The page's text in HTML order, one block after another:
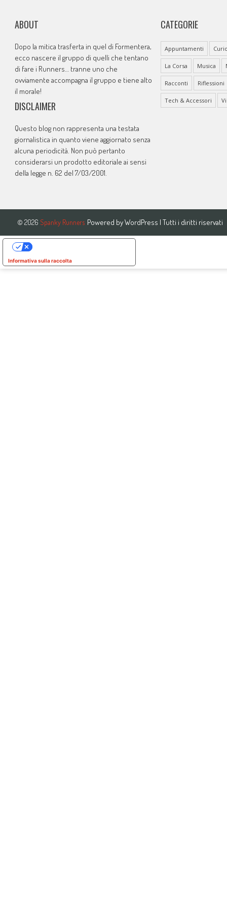
ABOUT
Dopo la mitica trasferta in quel di Formentera,
ecco nascere il gruppo di quelli che tentano
di fare i Runners… tranne uno che
ovviamente accompagna il gruppo e tiene alto
il morale!
DISCLAIMER
Questo blog non rappresenta una testata
giornalistica in quanto viene aggiornato senza
alcuna periodicità. Non può pertanto
considerarsi un prodotto editoriale ai sensi
della legge n. 62 del 7/03/2001.
CATEGORIE
Appuntamenti
La Corsa Musica
Racconti Riflessioni
Tech & Accessori
© 2026 Spanky Runners Powered byWordPress | Tutti i diritti riservati
Informativa sulla raccolta